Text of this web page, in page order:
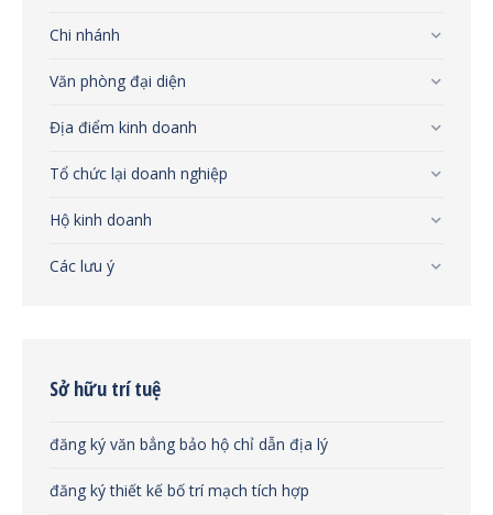
Chi nhánh
Văn phòng đại diện
Địa điểm kinh doanh
Tổ chức lại doanh nghiệp
Hộ kinh doanh
Các lưu ý
Sở hữu trí tuệ
đăng ký văn bẳng bảo hộ chỉ dẫn địa lý
đăng ký thiết kế bố trí mạch tích hợp